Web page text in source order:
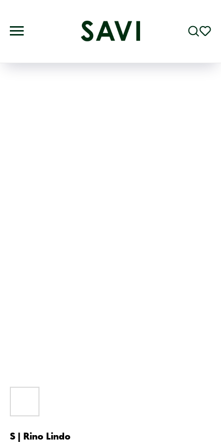
S | Rino Lindo